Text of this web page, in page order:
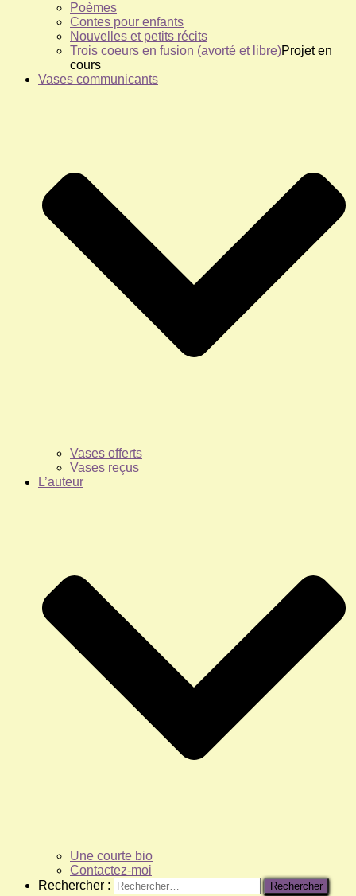
Poèmes
Contes pour enfants
Nouvelles et petits récits
Trois coeurs en fusion (avorté et libre)Projet en
cours
Vases communicants
Vases offerts
Vases reçus
L’auteur
Une courte bio
Contactez-moi
Rechercher :